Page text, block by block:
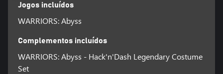
Jogos incluídos
WARRIORS: Abyss
Complementos incluídos
WARRIORS: Abyss - Hack'n'Dash Legendary Costume
Set